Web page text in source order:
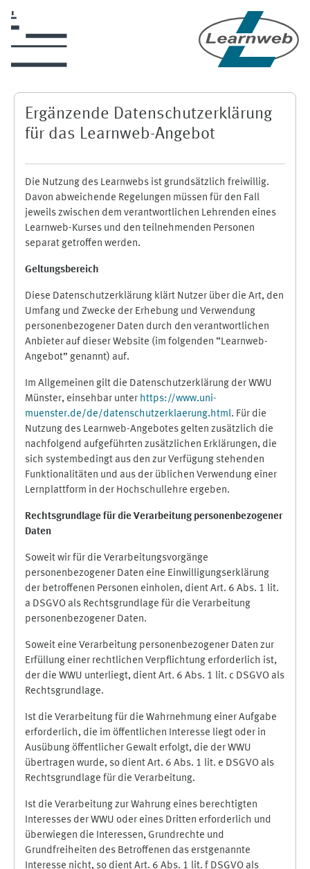
Ergänzende Datenschutzerklärung
für das Learnweb-Angebot
Die Nutzung des Learnwebs ist grundsätzlich freiwillig.
Davon abweichende Regelungen müssen für den Fall
jeweils zwischen dem verantwortlichen Lehrenden eines
Learnweb-Kurses und den teilnehmenden Personen
separat getroffen werden.
Geltungsbereich
Diese Datenschutzerklärung klärt Nutzer über die Art, den
Umfang und Zwecke der Erhebung und Verwendung
personenbezogener Daten durch den verantwortlichen
Anbieter auf dieser Website (im folgenden “Learnweb-
Angebot” genannt) auf.
Im Allgemeinen gilt die Datenschutzerklärung der WWU
Münster, einsehbar unter https://www.uni-
muenster.de/de/datenschutzerklaerung.html. Für die
Nutzung des Learnweb-Angebotes gelten zusätzlich die
nachfolgend aufgeführten zusätzlichen Erklärungen, die
sich systembedingt aus den zur Verfügung stehenden
Funktionalitäten und aus der üblichen Verwendung einer
Lernplattform in der Hochschullehre ergeben.
Rechtsgrundlage für die Verarbeitung personenbezogener
Daten
Soweit wir für die Verarbeitungsvorgänge
personenbezogener Daten eine Einwilligungserklärung
der betroffenen Personen einholen, dient Art. 6 Abs. 1 lit.
a DSGVO als Rechtsgrundlage für die Verarbeitung
personenbezogener Daten.
Soweit eine Verarbeitung personenbezogener Daten zur
Erfüllung einer rechtlichen Verpflichtung erforderlich ist,
der die WWU unterliegt, dient Art. 6 Abs. 1 lit. c DSGVO als
Rechtsgrundlage.
Ist die Verarbeitung für die Wahrnehmung einer Aufgabe
erforderlich, die im öffentlichen Interesse liegt oder in
Ausübung öffentlicher Gewalt erfolgt, die der WWU
übertragen wurde, so dient Art. 6 Abs. 1 lit. e DSGVO als
Rechtsgrundlage für die Verarbeitung.
Ist die Verarbeitung zur Wahrung eines berechtigten
Interesses der WWU oder eines Dritten erforderlich und
überwiegen die Interessen, Grundrechte und
Grundfreiheiten des Betroffenen das erstgenannte
Interesse nicht, so dient Art. 6 Abs. 1 lit. f DSGVO als